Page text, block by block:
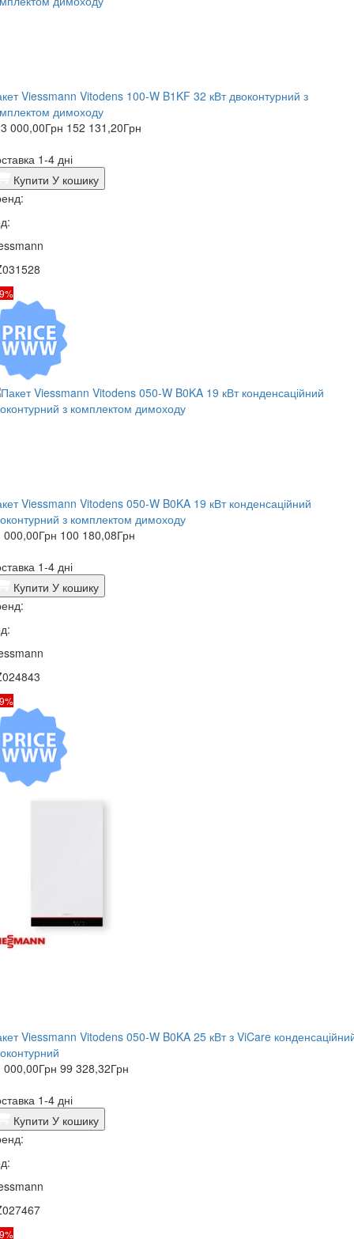
Viessmann Vitodens 100-W B1KF 32 кВт двоконтурний з
димоходу
000,00Грн 152 131,20Грн
1-4 дні
Купити У кошику
Viessmann Vitodens 050-W B0KA 19 кВт конденсаційний
з комплектом димоходу
000,00Грн 100 180,08Грн
1-4 дні
Купити У кошику
Viessmann Vitodens 050-W B0KA 25 кВт з ViCare
000,00Грн 99 328,32Грн
1-4 дні
Купити У кошику